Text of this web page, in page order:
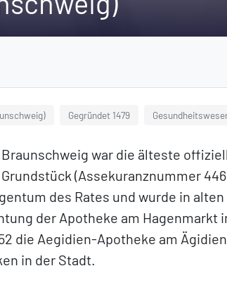
Gegründet 1479
war die älteste
(Assekuranznummer
des Rates und wurde in alten
der Apotheke am Hagenmarkt
die Aegidien-Apotheke am
in der Stadt.